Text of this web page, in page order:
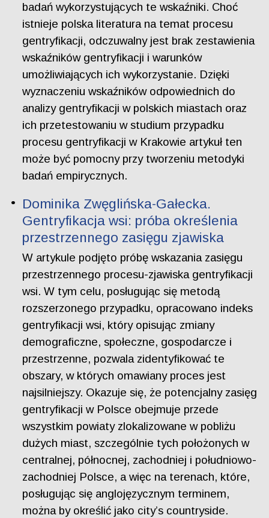
badań wykorzystujących te wskaźniki. Choć
istnieje polska literatura na temat procesu
gentryfikacji, odczuwalny jest brak zestawienia
wskaźników gentryfikacji i warunków
umożliwiających ich wykorzystanie. Dzięki
wyznaczeniu wskaźników odpowiednich do
analizy gentryfikacji w polskich miastach oraz
ich przetestowaniu w studium przypadku
procesu gentryfikacji w Krakowie artykuł ten
może być pomocny przy tworzeniu metodyki
badań empirycznych.
Dominika Zwęglińska-Gałecka.
Gentryfikacja wsi: próba określenia
przestrzennego zasięgu zjawiska
W artykule podjęto próbę wskazania zasięgu
przestrzennego procesu-zjawiska gentryfikacji
wsi. W tym celu, posługując się metodą
rozszerzonego przypadku, opracowano indeks
gentryfikacji wsi, który opisując zmiany
demograficzne, społeczne, gospodarcze i
przestrzenne, pozwala zidentyfikować te
obszary, w których omawiany proces jest
najsilniejszy. Okazuje się, że potencjalny zasięg
gentryfikacji w Polsce obejmuje przede
wszystkim powiaty zlokalizowane w pobliżu
dużych miast, szczególnie tych położonych w
centralnej, północnej, zachodniej i południowo-
zachodniej Polsce, a więc na terenach, które,
posługując się anglojęzycznym terminem,
można by określić jako city’s countryside.